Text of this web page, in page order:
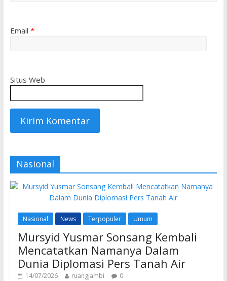
Email *
Situs Web
Nasional
Nasional News Terpopuler Umum
Mursyid Yusmar Sonsang Kembali
Mencatatkan Namanya Dalam
Dunia Diplomasi Pers Tanah Air
14/07/2026 ruangjambi 0